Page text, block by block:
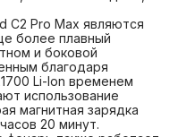
Pro Max являются
более плавный
и боковой
благодаря
Li-Ion временем
использование
магнитная зарядка
20 минут.